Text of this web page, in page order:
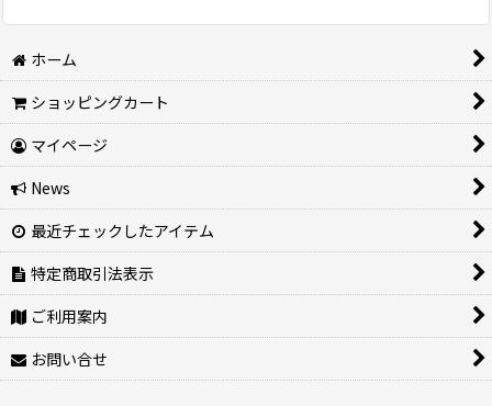
ホーム
ショッピングカート
マイページ
News
最近チェックしたアイテム
特定商取引法表示
ご利用案内
お問い合せ